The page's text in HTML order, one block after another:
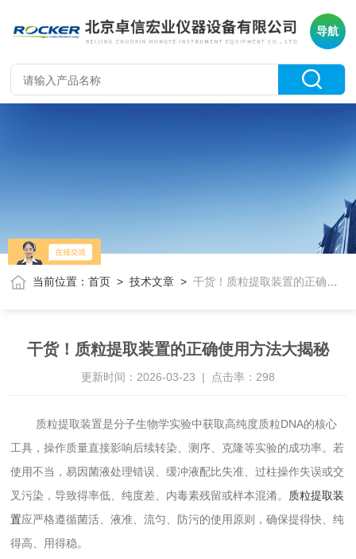
导航
当前位置：首页 >技术文章 >干货！质粒提取装置的正确使用方法大揭秘
干货！质粒提取装置的正确使用方法大揭秘
更新时间：2026-03-23 | 点击率：298
质粒提取装置是分子生物学实验中获取高纯度质粒DNA的核心
工具，操作质量直接影响后续转染、测序、克隆等实验的成功率。若
使用不当，易因菌液处理错误、缓冲液配比失准、过柱操作失误或交
叉污染，导致得率低、纯度差、内毒素残留或样本混淆。 质粒提取装
置应严格遵循菌活、液准、流匀、防污的使用原则，确保提得快、纯
得高、用得稳。